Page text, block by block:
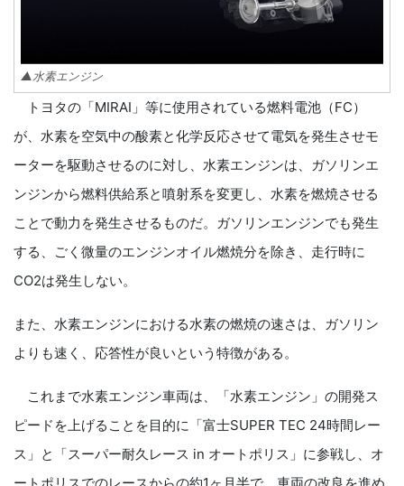
▲水素エンジン
トヨタの「MIRAI」等に使用されている燃料電池（FC）
が、水素を空気中の酸素と化学反応させて電気を発生させモ
ーターを駆動させるのに対し、水素エンジンは、ガソリンエ
ンジンから燃料供給系と噴射系を変更し、水素を燃焼させる
ことで動力を発生させるものだ。ガソリンエンジンでも発生
する、ごく微量のエンジンオイル燃焼分を除き、走行時に
CO2は発生しない。
また、水素エンジンにおける水素の燃焼の速さは、ガソリン
よりも速く、応答性が良いという特徴がある。
これまで水素エンジン車両は、「水素エンジン」の開発ス
ピードを上げることを目的に「富士SUPER TEC 24時間レー
ス」と「スーパー耐久レース in オートポリス」に参戦し、オ